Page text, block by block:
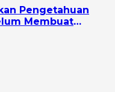
Pengetahuan
Membuat